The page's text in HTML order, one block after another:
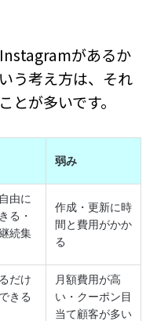
があるか
う考え方は、それ
とが多いです。
弱み
由に
る・
続集
作成・更新に時
間と費用がかか
る
だけ
きる
月額費用が高
い・クーポン目
当て顧客が多い